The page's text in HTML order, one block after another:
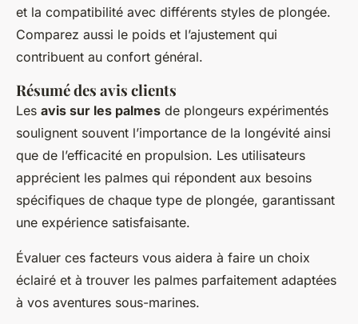
et la compatibilité avec différents styles de plongée.
Comparez aussi le poids et l’ajustement qui
contribuent au confort général.
Résumé des avis clients
Les avis sur les palmes de plongeurs expérimentés
soulignent souvent l’importance de la longévité ainsi
que de l’efficacité en propulsion. Les utilisateurs
apprécient les palmes qui répondent aux besoins
spécifiques de chaque type de plongée, garantissant
une expérience satisfaisante.
Évaluer ces facteurs vous aidera à faire un choix
éclairé et à trouver les palmes parfaitement adaptées
à vos aventures sous-marines.